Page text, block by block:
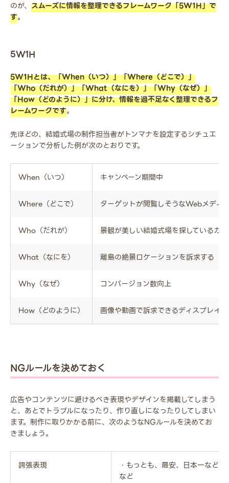
のが、 スムーズに情報を整理できるフレームワーク「5W1H」で
す。
5W1H
5W1Hとは、「When（いつ）」「Where（どこで）」
「Who（だれが）」「What（なにを）」「Why（なぜ）」
「How（どのように）」に分け、情報を過不足なく整理できるフ
レームワークです。
先ほどの、結婚式場の制作担当者がトンマナを設定するシチュエ
ーションで分析した例が次のとおりです。
When（いつ） キャンペーン期間中
Where（どこで） ターゲットが閲覧しそうなWebメディ
Who（だれが） 景観が美しい結婚式場を探しているカ
What（なにを） 離島の絶景ロケーションを訴求する
Why（なぜ） コンバージョン数向上
How（どのように） 画像や動画で訴求できるディスプレイ
NGルールを決めておく
広告やコンテンツに避けるべき表現やデザインを掲載してしまう
と、あとでトラブルになったり、作り直しになったりしてしまい
ます。制作に取りかかる前に、次のようなNGルールを決めてお
きましょう。
誇張表現
・もっとも、最安、日本一など
など